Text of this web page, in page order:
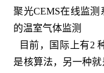
聚光CEMS在线监
的温室气体监测
目前，国际上有2
是核算法，另一种